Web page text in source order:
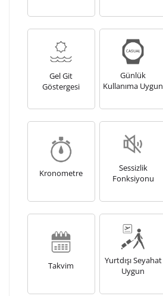
Gel Git
Göstergesi
Günlük
Kullanıma Uygun
Kronometre
Sessizlik
Fonksiyonu
Takvim
Yurtdışı Seyahat
Uygun